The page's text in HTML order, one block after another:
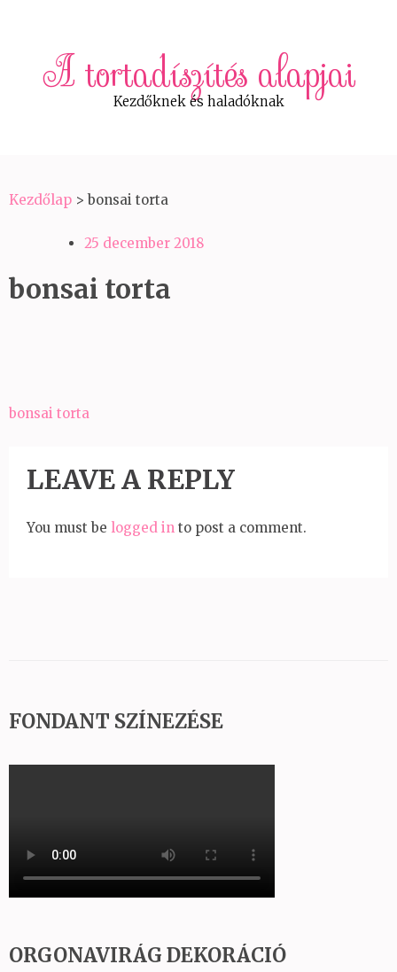
A tortadíszítés alapjai
Kezdőknek és haladóknak
Kezdőlap >bonsai torta
25 december 2018
bonsai torta
Bejegyzés
bonsai torta
LEAVE A REPLY
You must be logged in to post a comment.
FONDANT SZÍNEZÉSE
ORGONAVIRÁG DEKORÁCIÓ